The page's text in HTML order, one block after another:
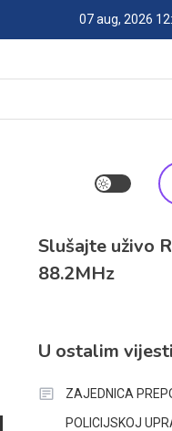
07 aug, 2026
Slušajte uživo
88.2MHz
U ostalim
ZAJEDNICA
POLICIJSKOJ